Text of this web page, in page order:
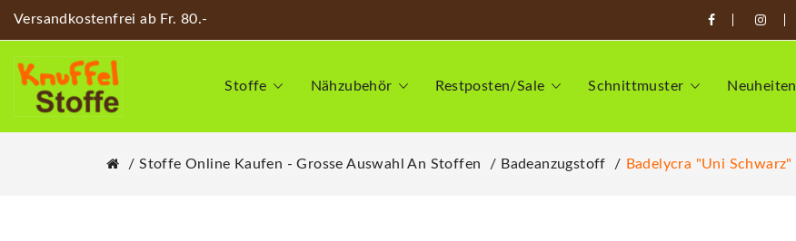
Versandkostenfrei ab Fr. 80.-
Stoffe Nähzubehör Restposten/Sale Schnittmuster Neuheiten
Stoffe Online Kaufen - Grosse Auswahl An Stoffen Badeanzugstoff Badelycra "Uni Schwarz"